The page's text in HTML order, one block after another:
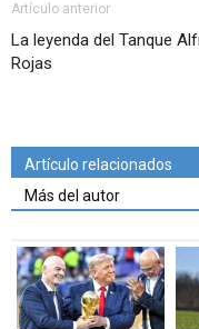
Artículo anterior
La leyenda del Tanque
Rojas
Artículo relacionados
Más del autor